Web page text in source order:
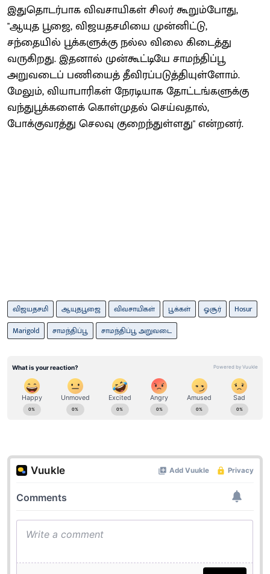
இதுதொடர்பாக விவசாயிகள் சிலர் கூறும்போது,
"ஆயுத பூஜை, விஜயதசமியை முன்னிட்டு,
சந்தையில் பூக்களுக்கு நல்ல விலை கிடைத்து
வருகிறது. இதனால் முன்கூட்டியே சாமந்திப்பூ
அறுவடைப் பணியைத் தீவிரப்படுத்தியுள்ளோம்.
மேலும், வியாபாரிகள் நேரடியாக தோட்டங்களுக்கு
வந்துபூக்களைக் கொள்முதல் செய்வதால்,
போக்குவரத்து செலவு குறைந்துள்ளது" என்றனர்.
விஜயதசமி ஆயுதபூஜை விவசாயிகள் பூக்கள் ஓசூர்
Hosur
Marigold
சாமந்திப்பூ சாமந்திப்பூ அறுவடை